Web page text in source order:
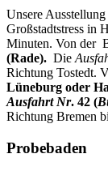
Unsere
Großstadtstress in
Minuten. Von der
(Rade). Die
Richtung Tostedt.
Lüneburg oder
Ausfahrt Nr. 42 (
Richtung Bremen
Probebaden